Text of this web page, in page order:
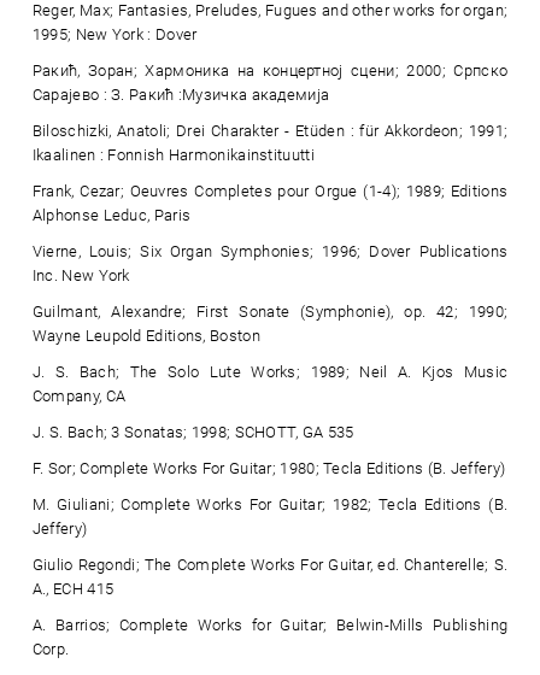
Reger, Max; Fantasies, Preludes, Fugues and other works for organ;
1995; New York : Dover
Ракић, Зоран; Хармоника на концертној сцени; 2000; Српско
Сарајево : З. Ракић :Музичка академија
Biloschizki, Anatoli; Drei Charakter - Etüden : für Akkordeon; 1991;
Ikaalinen : Fonnish Harmonikainstituutti
Frank, Cezar; Oeuvres Completes pour Orgue (1-4); 1989; Editions
Alphonse Leduc, Paris
Vierne, Louis; Six Organ Symphonies; 1996; Dover Publications
Inc. New York
Guilmant, Alexandre; First Sonate (Symphonie), op. 42; 1990;
Wayne Leupold Editions, Boston
J. S. Bach; The Solo Lute Works; 1989; Neil A. Kjos Music
Company, CA
J. S. Bach; 3 Sonatas; 1998; SCHOTT, GA 535
F. Sor; Complete Works For Guitar; 1980; Tecla Editions (B. Jeffery)
M. Giuliani; Complete Works For Guitar; 1982; Tecla Editions (B.
Jeffery)
Giulio Regondi; The Complete Works For Guitar, ed. Chanterelle; S.
A., ECH 415
A. Barrios; Complete Works for Guitar; Belwin-Mills Publishing
Corp.